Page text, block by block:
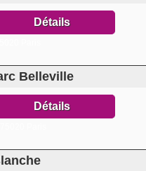
Détails
Belleville
Détails